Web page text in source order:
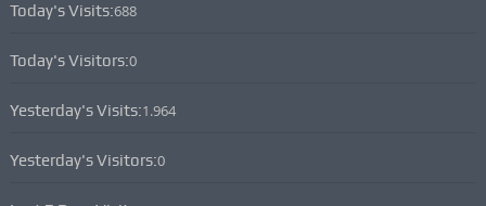
Today's Visits:688
Today's Visitors:0
Yesterday's Visits:1.964
Yesterday's Visitors:0